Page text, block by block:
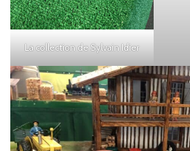
La collection de Sylvain Idier